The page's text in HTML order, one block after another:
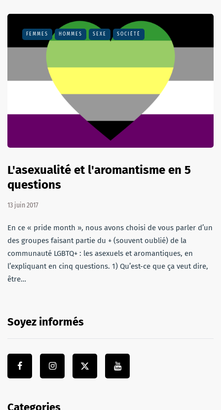
FEMMES HOMMES SEXE SOCIÉTÉ
L'asexualité et l'aromantisme en 5
questions
13 juin 2017
En ce « pride month », nous avons choisi de vous parler d’un
des groupes faisant partie du + (souvent oublié) de la
communauté LGBTQ+ : les asexuels et aromantiques, en
l’expliquant en cinq questions. 1) Qu’est-ce que ça veut dire,
être…
Soyez informés